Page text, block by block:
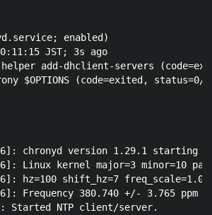
enabled)
JST; 3s ago
add-dhclient-servers
$OPTIONS (code=exited, status=0/
chronyd version 1.29.1 starting
Linux kernel major=3 minor=10
hz=100 shift_hz=7
Frequency 380.740 +/- 3.765
Started NTP client/server.